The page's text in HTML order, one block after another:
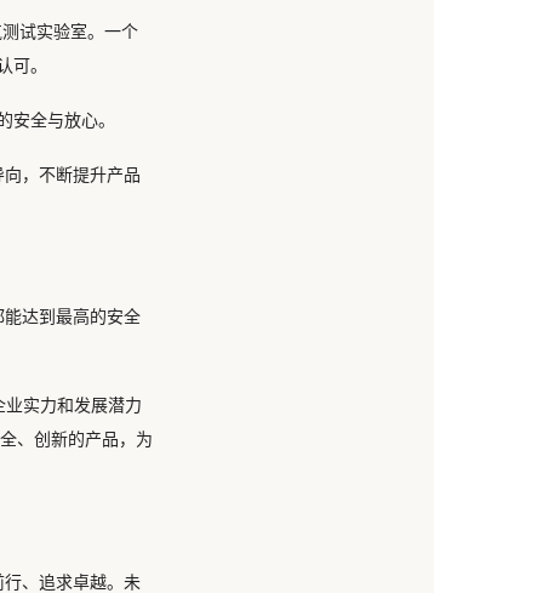
试实验室。一个
。
全与放心。
，不断提升产品
达到最高的安全
实力和发展潜力
、创新的产品，为
、追求卓越。未